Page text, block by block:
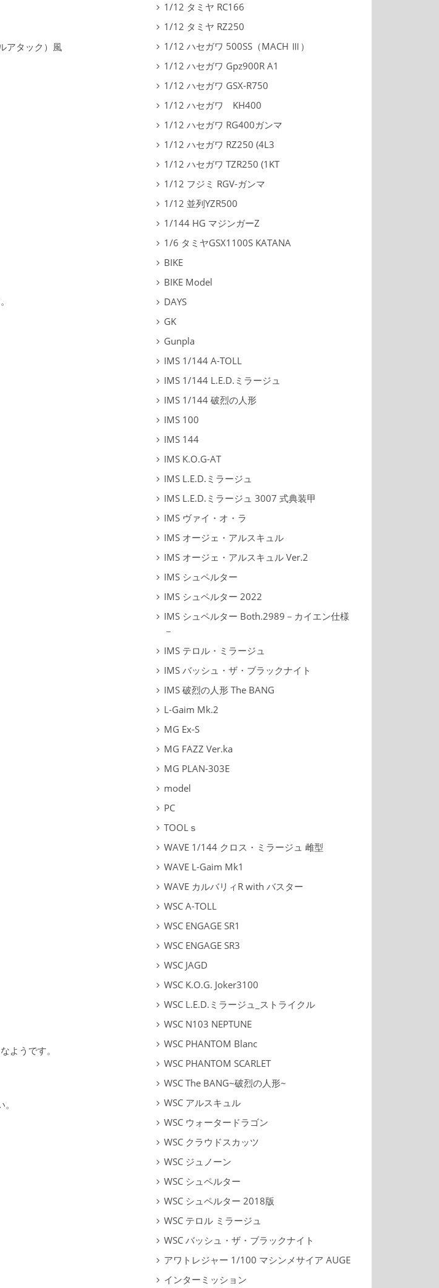
アタック）風
ようです。
1/12 タミヤ RC166
1/12 タミヤ RZ250
1/12 ハセガワ 500SS（MACH Ⅲ）
1/12 ハセガワ Gpz900R A1
1/12 ハセガワ GSX-R750
1/12 ハセガワ KH400
1/12 ハセガワ RG400ガンマ
1/12 ハセガワ RZ250 (4L3
1/12 ハセガワ TZR250 (1KT
1/12 フジミ RGV-ガンマ
1/12 並列YZR500
1/144 HG マジンガーZ
1/6 タミヤGSX1100S KATANA
BIKE
BIKE Model
DAYS
GK
Gunpla
IMS 1/144 A-TOLL
IMS 1/144 L.E.D.ミラージュ
IMS 1/144 破烈の人形
IMS 100
IMS 144
IMS K.O.G-AT
IMS L.E.D.ミラージュ
IMS L.E.D.ミラージュ 3007 式典装甲
IMS ヴァイ・オ・ラ
IMS オージェ・アルスキュル
IMS オージェ・アルスキュル Ver.2
IMS シュペルター
IMS シュペルター 2022
IMS シュペルター Both.2989－カイエン仕様
－
IMS テロル・ミラージュ
IMS バッシュ・ザ・ブラックナイト
IMS 破烈の人形 The BANG
L-Gaim Mk.2
MG Ex-S
MG FAZZ Ver.ka
MG PLAN-303E
model
PC
TOOLｓ
WAVE 1/144 クロス・ミラージュ 雌型
WAVE L-Gaim Mk1
WAVE カルバリィR with バスター
WSC A-TOLL
WSC ENGAGE SR1
WSC ENGAGE SR3
WSC JAGD
WSC K.O.G. Joker3100
WSC L.E.D.ミラージュ_ストライクル
WSC N103 NEPTUNE
WSC PHANTOM Blanc
WSC PHANTOM SCARLET
WSC The BANG~破烈の人形~
WSC アルスキュル
WSC ウォータードラゴン
WSC クラウドスカッツ
WSC ジュノーン
WSC シュペルター
WSC シュペルター 2018版
WSC テロル ミラージュ
WSC バッシュ・ザ・ブラックナイト
アワトレジャー 1/100 マシンメサイア AUGE
インターミッション